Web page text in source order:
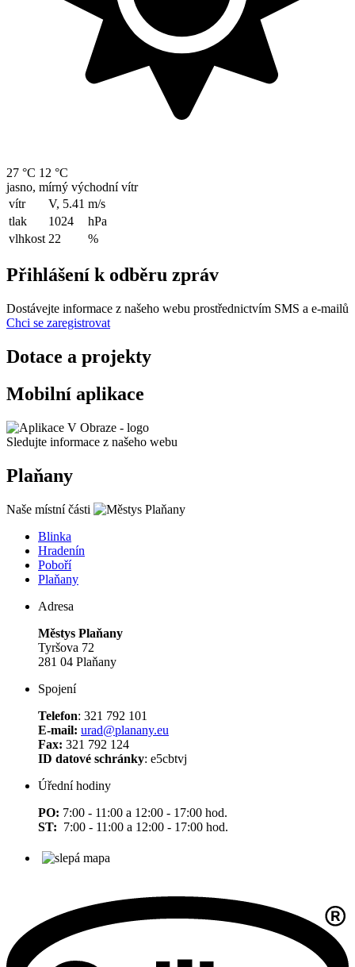
27 °C 12 °C
jasno, mírný východní vítr
vítr
V, 5.41 m/s
tlak
1024
hPa
vlhkost 22 %
Přihlášení k odběru zpráv
Dostávejte informace z našeho webu prostřednictvím SMS a e-mailů
Chci se zaregistrovat
Dotace a projekty
Mobilní aplikace
Sledujte informace z našeho webu
Plaňany
Naše místní části
Blinka
Hradenín
Poboří
Plaňany
Adresa
Městys Plaňany
Tyršova 72
281 04 Plaňany
Spojení
Telefon: 321 792 101
E-mail: urad@planany.eu
Fax: 321 792 124
ID datové schránky: e5cbtvj
Úřední hodiny
PO: 7:00 - 11:00 a 12:00 - 17:00 hod.
ST: 7:00 - 11:00 a 12:00 - 17:00 hod.